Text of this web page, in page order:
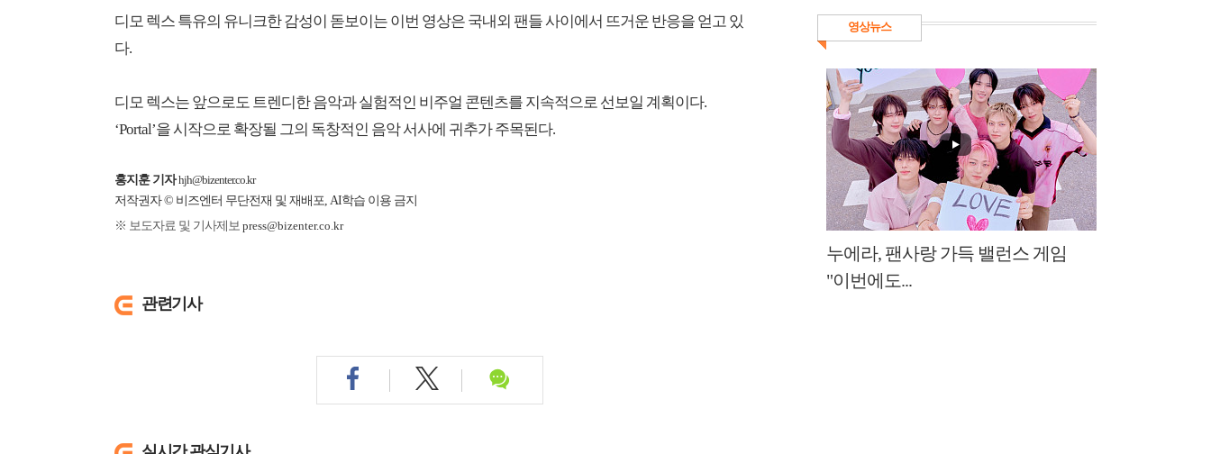
디모 렉스 특유의 유니크한 감성이 돋보이는 이번 영상은 국내외 팬들 사이에서 뜨거운 반응을 얻고 있
다.
디모 렉스는 앞으로도 트렌디한 음악과 실험적인 비주얼 콘텐츠를 지속적으로 선보일 계획이다.
‘Portal’을 시작으로 확장될 그의 독창적인 음악 서사에 귀추가 주목된다.
홍지훈 기자 hjh@bizenter.co.kr
저작권자 © 비즈엔터 무단전재 및 재배포, AI학습 이용 금지
※ 보도자료 및 기사제보 press@bizenter.co.kr
관련기사
영상뉴스
누에라, 팬사랑 가득 밸런스 게임
"이번에도...